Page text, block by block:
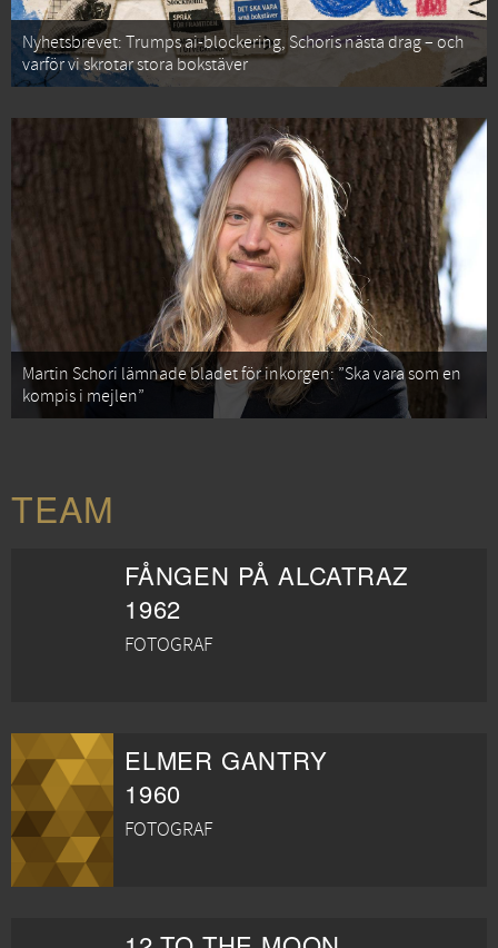
Nyhetsbrevet: Trumps ai-blockering, Schoris nästa drag – och
varför vi skrotar stora bokstäver
Martin Schori lämnade bladet för inkorgen: ”Ska vara som en
kompis i mejlen”
TEAM
FÅNGEN PÅ ALCATRAZ
1962
FOTOGRAF
ELMER GANTRY
1960
FOTOGRAF